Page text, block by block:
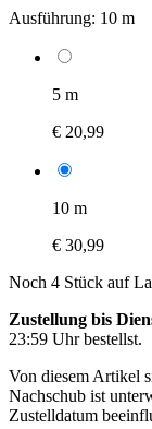
Ausführung: 10 m
5 m
€ 20,99
10 m
€ 30,99
Noch 4 Stück auf
Zustellung bis
23:59 Uhrbestellst.
Von diesem Artikel
Nachschub ist
Zustelldatum